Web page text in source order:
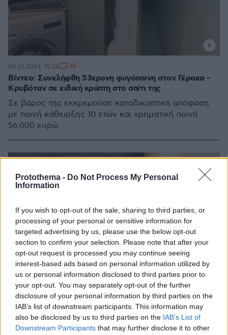
Protothema - Do Not Process My Personal
Information
If you wish to opt-out of the sale, sharing to third parties, or
processing of your personal or sensitive information for
targeted advertising by us, please use the below opt-out
section to confirm your selection. Please note that after your
opt-out request is processed you may continue seeing
interest-based ads based on personal information utilized by
us or personal information disclosed to third parties prior to
your opt-out. You may separately opt-out of the further
disclosure of your personal information by third parties on the
IAB’s list of downstream participants. This information may
also be disclosed by us to third parties on the IAB’s List of
Downstream Participants that may further disclose it to other
Βίντεο: Συνελήφθη 53χρονη φυγόποινη στον Γέρακα -
Κρυβόταν σε ειδική κρύπτη στο σπίτι της
Σε βάρος της εκκρεμούσε καταδικαστική απόφαση
με ποινή κάθειρξης 10 ετών και χρηματική ποινή
56.000 ευρώ
08.01.2024, 15:36 46